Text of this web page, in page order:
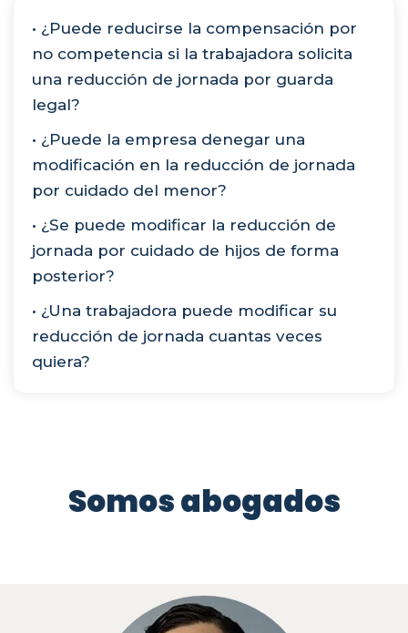
• ¿Puede reducirse la compensación por
no competencia si la trabajadora solicita
una reducción de jornada por guarda
legal?
• ¿Puede la empresa denegar una
modificación en la reducción de jornada
por cuidado del menor?
• ¿Se puede modificar la reducción de
jornada por cuidado de hijos de forma
posterior?
• ¿Una trabajadora puede modificar su
reducción de jornada cuantas veces
quiera?
Somos abogados